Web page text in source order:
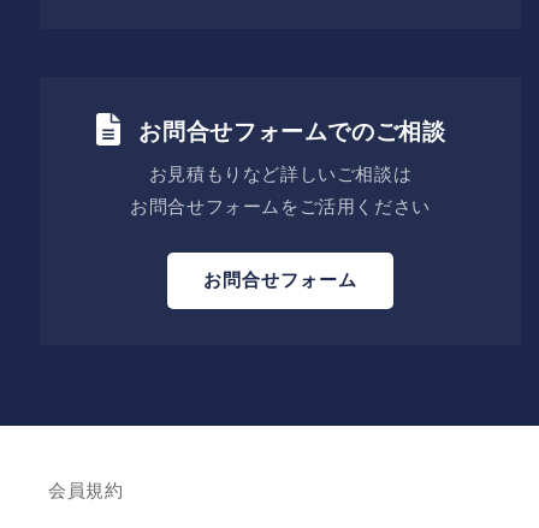
お問合せフォームでのご相談
お見積もりなど詳しいご相談は
お問合せフォームをご活用ください
お問合せフォーム
会員規約